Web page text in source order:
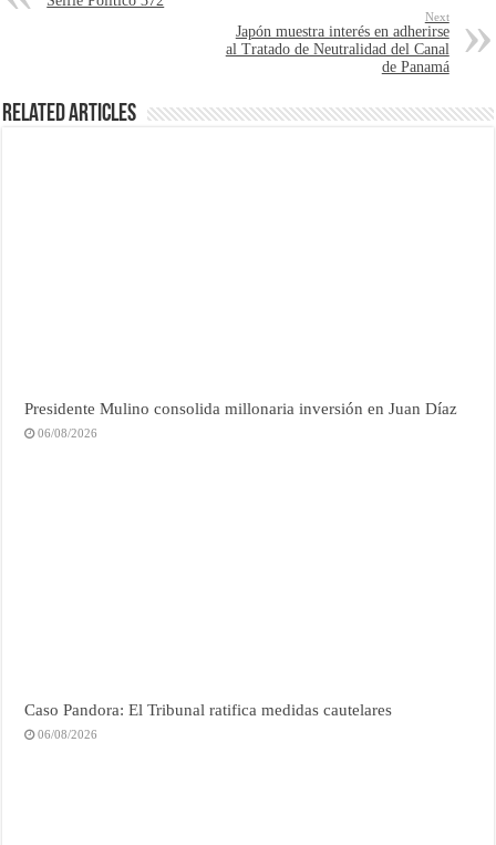
Next
Japón muestra interés en adherirse
al Tratado de Neutralidad del Canal
de Panamá
Related Articles
Presidente Mulino consolida millonaria inversión en Juan Díaz
06/08/2026
Caso Pandora: El Tribunal ratifica medidas cautelares
06/08/2026